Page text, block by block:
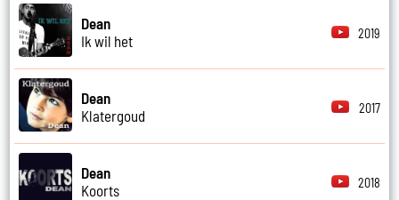
Dean
Ik wil het
2019
Dean
Klatergoud
2017
Dean
Koorts
2018